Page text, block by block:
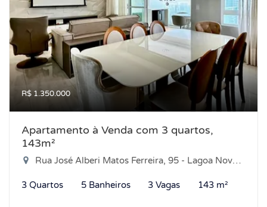
R$ 1.350.000
Apartamento à Venda com 3 quartos,
143m²
Rua José Alberi Matos Ferreira, 95 - Lagoa Nova, Natal-RN
3 Quartos 5 Banheiros 3 Vagas 143 m²